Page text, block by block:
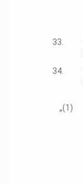
33.
34.
„(1)